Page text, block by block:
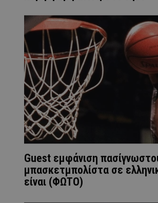
Guest εμφάνιση
μπασκετμπολίστα σε
είναι (ΦΩΤΟ)